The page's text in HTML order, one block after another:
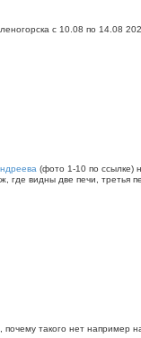
c 10.08 по 14.08
(фото 1-10 по ссылке)
где видны две печи, третья
почему такого нет например